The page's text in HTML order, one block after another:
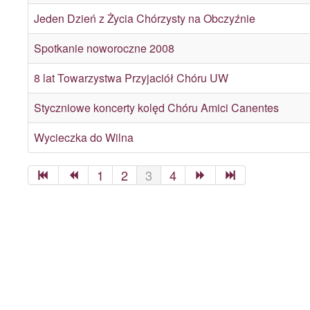
Jeden Dzień z Życia Chórzysty na Obczyźnie
Spotkanie noworoczne 2008
8 lat Towarzystwa Przyjaciół Chóru UW
Styczniowe koncerty kolęd Chóru Amici Canentes
Wycieczka do Wilna
1 2 3 4